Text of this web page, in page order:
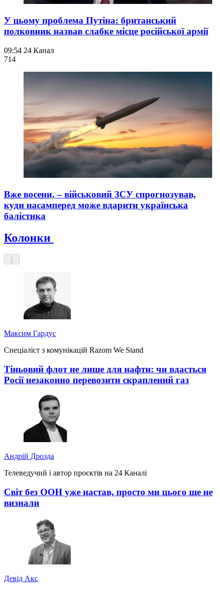
У цьому проблема Путіна: британський
полковник назвав слабке місце російської армії
09:54 24 Канал
714
Вже восени, – військовий ЗСУ спрогнозував,
куди насамперед може вдарити українська
балістика
Колонки
Максим Гардус
Спеціаліст з комунікацій Razom We Stand
Тіньовий флот не лише для нафти: чи вдасться
Росії незаконно перевозити скраплений газ
Андрій Дрозда
Телеведучий і автор проєктів на 24 Каналі
Світ без ООН уже настав, просто ми цього ще не
визнали
Девід Акс